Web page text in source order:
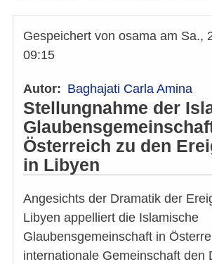
Gespeichert von osama am Sa.,
09:15
Autor Baghajati Carla Amina
Stellungnahme der
Österreich zu den
in Libyen
Angesichts der Dramatik der
Libyen appelliert die Islamische
Glaubensgemeinschaft in
internationale Gemeinschaft den